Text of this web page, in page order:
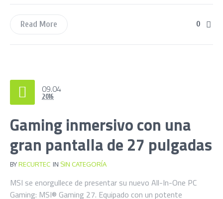
0
Read More
09.04
2016
Gaming inmersivo con una
gran pantalla de 27 pulgadas
BYRECURTEC IN SIN CATEGORÍA
MSI se enorgullece de presentar su nuevo All-In-One PC
Gaming: MSI® Gaming 27. Equipado con un potente